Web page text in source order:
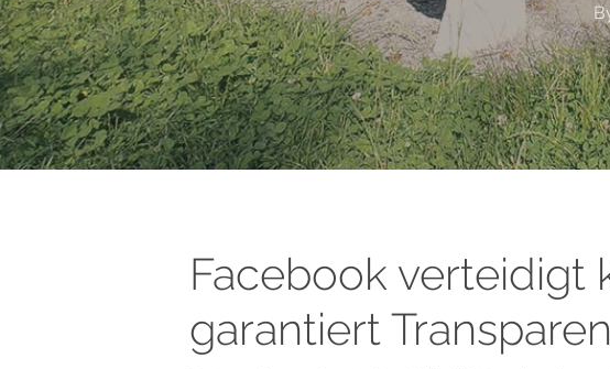
Durchsuche unser Wissen
Facebook verteidigt
garantiert